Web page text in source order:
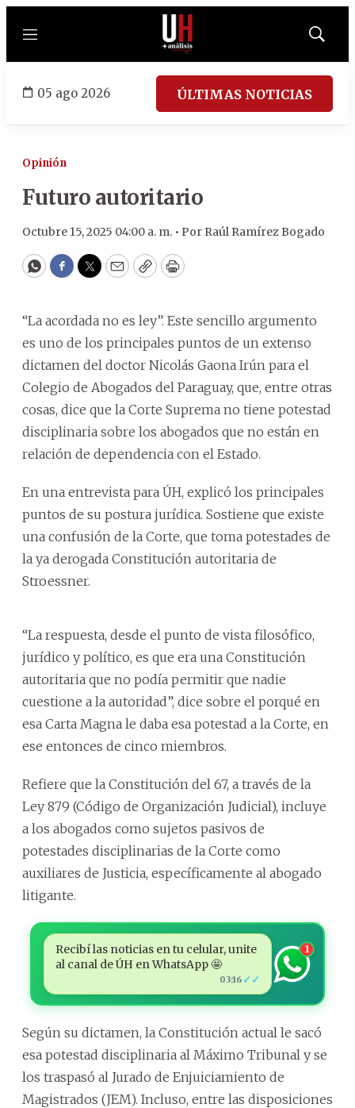
Menú
Mostrar
05 ago 2026 ÚLTIMAS NOTICIAS
Opinión
Futuro autoritario
Octubre 15, 2025 04:00 a. m. • Por Raúl Ramírez Bogado
WhatsApp
Facebook
Twitter
EmailCopyPrint
“La acordada no es ley”. Este sencillo argumento
es uno de los principales puntos de un extenso
dictamen del doctor Nicolás Gaona Irún para el
Colegio de Abogados del Paraguay, que, entre otras
cosas, dice que la Corte Suprema no tiene potestad
disciplinaria sobre los abogados que no están en
relación de dependencia con el Estado.
En una entrevista para ÚH, explicó los principales
puntos de su postura jurídica. Sostiene que existe
una confusión de la Corte, que toma potestades de
la ya derogada Constitución autoritaria de
Stroessner.
“La respuesta, desde el punto de vista filosófico,
jurídico y político, es que era una Constitución
autoritaria que no podía permitir que nadie
cuestione a la autoridad”, dice sobre el porqué en
esa Carta Magna le daba esa potestad a la Corte, en
ese entonces de cinco miembros.
Refiere que la Constitución del 67, a través de la
Ley 879 (Código de Organización Judicial), incluye
a los abogados como sujetos pasivos de
potestades disciplinarias de la Corte como
auxiliares de Justicia, específicamente al abogado
litigante.
Recibí las noticias en tu celular, unite
al canal de ÚH en WhatsApp 🤩
03:16 ✓✓
1
Según su dictamen, la Constitución actual le sacó
esa potestad disciplinaria al Máximo Tribunal y se
los traspasó al Jurado de Enjuiciamiento de
Magistrados (JEM). Incluso, entre las disposiciones